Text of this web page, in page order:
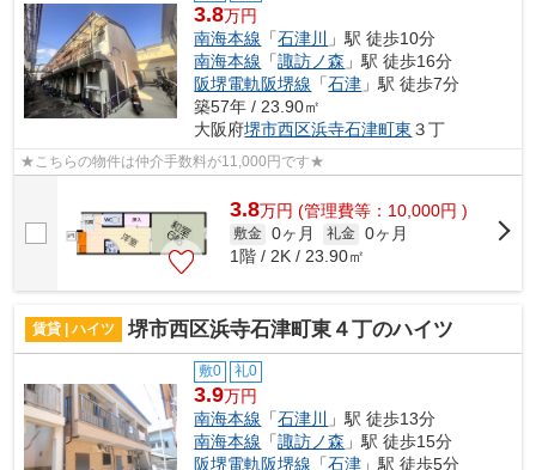
3.8万円
南海本線 「石津川
」駅 徒歩10分
南海本線 「諏訪ノ森 」駅 徒歩16分
阪堺電軌阪堺線 「石津 」駅 徒歩7分
築57年 / 23.90㎡
大阪府堺市西区浜寺石津町東 ３丁
★こちらの物件は仲介手数料が11,000円です★
3.8万円 (管理費等：10,000円 )
敷金 0ヶ月 礼金 0ヶ月
1階 / 2K / 23.90㎡
賃貸 | ハイツ 堺市西区浜寺石津町東４丁のハイツ
敷0 礼0
3.9万円
南海本線 「石津川
」駅 徒歩13分
南海本線 「諏訪ノ森 」駅 徒歩15分
阪堺電軌阪堺線 「石津 」駅 徒歩5分